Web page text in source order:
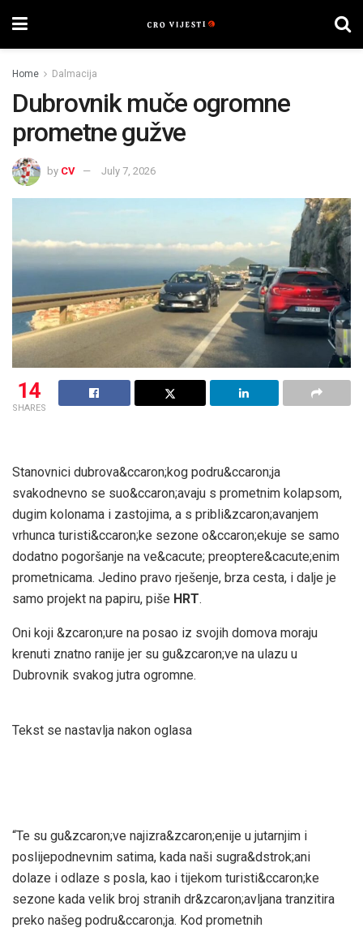
Home Dalmacija
Dubrovnik muče ogromne
prometne gužve
by CV July 7, 2026
14
SHARES
Stanovnici dubrova&ccaron;kog podru&ccaron;ja
svakodnevno se suo&ccaron;avaju s prometnim kolapsom,
dugim kolonama i zastojima, a s pribli&zcaron;avanjem
vrhunca turisti&ccaron;ke sezone o&ccaron;ekuje se samo
dodatno pogoršanje na ve&cacute; preoptere&cacute;enim
prometnicama. Jedino pravo rješenje, brza cesta, i dalje je
samo projekt na papiru, piše HRT.
Oni koji &zcaron;ure na posao iz svojih domova moraju
krenuti znatno ranije jer su gu&zcaron;ve na ulazu u
Dubrovnik svakog jutra ogromne.
Tekst se nastavlja nakon oglasa
“Te su gu&zcaron;ve najizra&zcaron;enije u jutarnjim i
poslijepodnevnim satima, kada naši sugra&dstrok;ani
dolaze i odlaze s posla, kao i tijekom turisti&ccaron;ke
sezone kada velik broj stranih dr&zcaron;avljana tranzitira
preko našeg podru&ccaron;ja. Kod prometnih